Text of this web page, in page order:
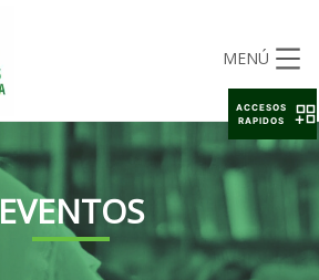
MENÚ
EVENTOS
ACCESOS
RAPIDOS